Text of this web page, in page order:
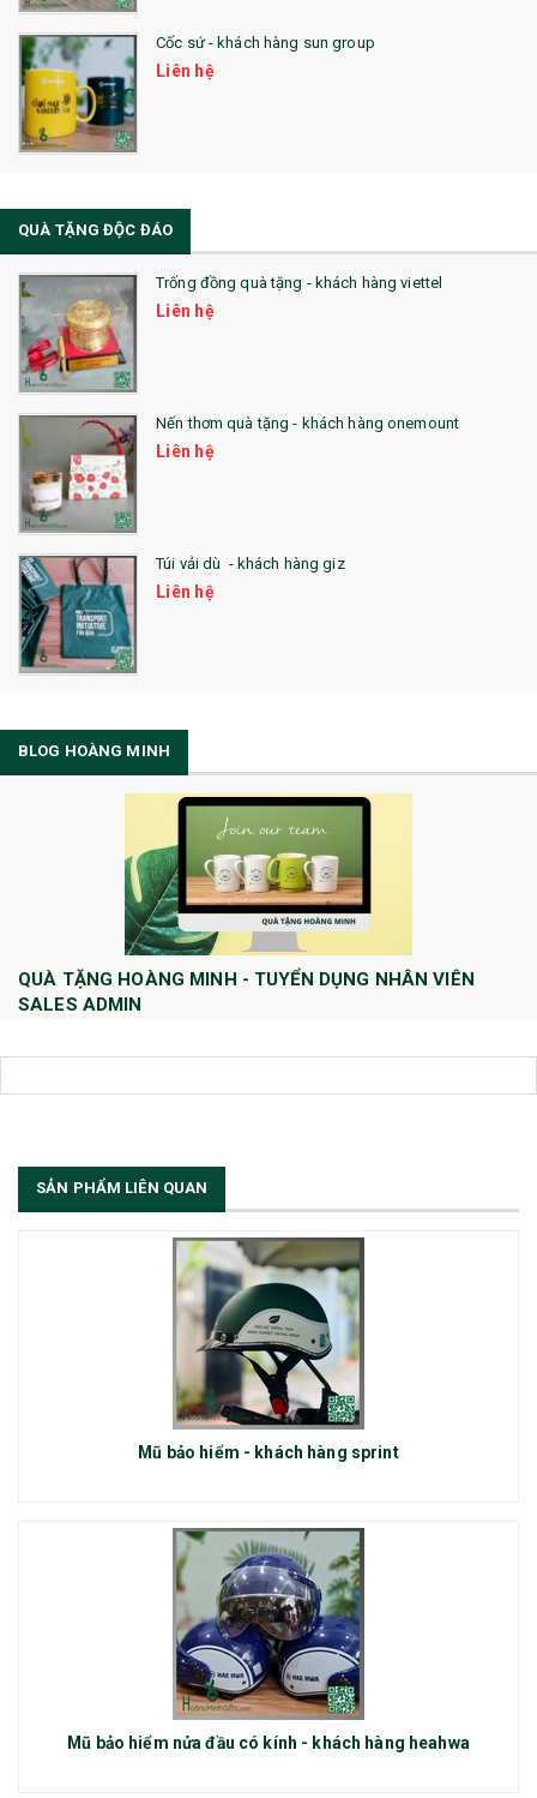
Cốc sứ - khách hàng sun group
Liên hệ
QUÀ TẶNG ĐỘC ĐÁO
Trống đồng quà tặng - khách hàng viettel
Liên hệ
Nến thơm quà tặng - khách hàng onemount
Liên hệ
Túi vải dù - khách hàng giz
Liên hệ
BLOG HOÀNG MINH
QUÀ TẶNG HOÀNG MINH - TUYỂN DỤNG NHÂN VIÊN
SALES ADMIN
SẢN PHẨM LIÊN QUAN
Mũ bảo hiểm - khách hàng sprint
Mũ bảo hiểm nửa đầu có kính - khách hàng heahwa